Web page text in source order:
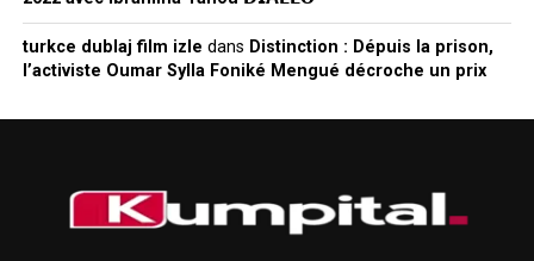
turkce dublaj film izle dans Distinction : Dépuis la prison,
l’activiste Oumar Sylla Foniké Mengué décroche un prix